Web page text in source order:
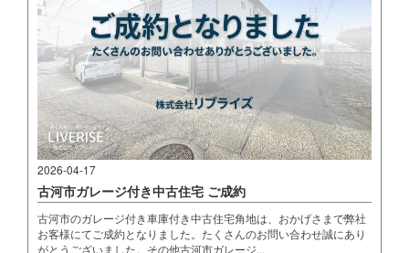
2026-04-17
古河市ガレージ付き中古住宅 ご成約
古河市のガレージ付き車庫付き中古住宅角地は、おかげさまで弊社
お客様にてご成約となりました。たくさんのお問い合わせ誠にあり
がとうございました。その他古河市ガレージ...